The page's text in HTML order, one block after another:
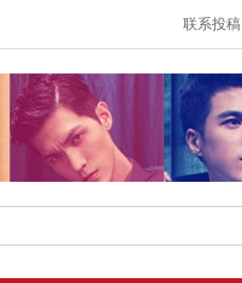
联系投稿